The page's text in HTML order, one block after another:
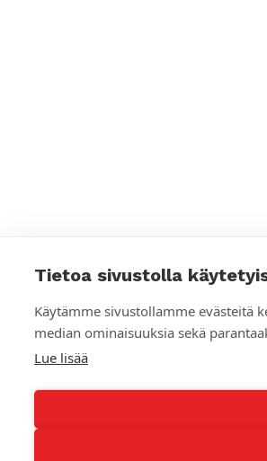
Tietoa sivustolla
Käytämme sivustollamme evästeitä
median ominaisuuksia sekä
Lue lisää